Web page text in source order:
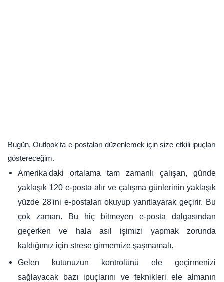
Bugün, Outlook'ta e-postaları düzenlemek için size etkili ipuçları
göstereceğim.
Amerika'daki ortalama tam zamanlı çalışan, günde
yaklaşık 120 e-posta alır ve çalışma günlerinin yaklaşık
yüzde 28'ini e-postaları okuyup yanıtlayarak geçirir. Bu
çok zaman. Bu hiç bitmeyen e-posta dalgasından
geçerken ve hala asıl işimizi yapmak zorunda
kaldığımız için strese girmemize şaşmamalı.
Gelen kutunuzun kontrolünü ele geçirmenizi
sağlayacak bazı ipuçlarını ve teknikleri ele almanın